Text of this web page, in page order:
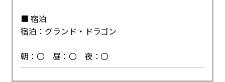
■ 宿泊
宿泊：グランド・ドラゴン
朝：〇 昼：〇 夜：〇